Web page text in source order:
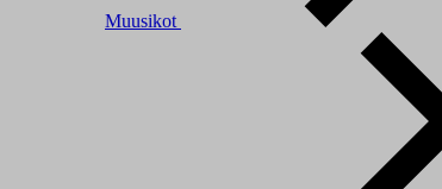
Muusikot